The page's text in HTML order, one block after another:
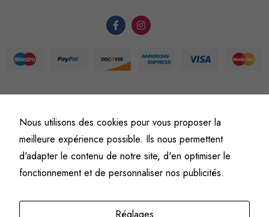
© Fine art numismatics
Politique de confidentialitéConditions générales de vente et d’utilisation
Mentions légales
Nous utilisons des cookies pour vous proposer la
meilleure expérience possible. Ils nous permettent
d'adapter le contenu de notre site, d'en optimiser le
fonctionnement et de personnaliser nos publicités.
nous
structure du
site Web, en
fonction de
l'usage qu'il